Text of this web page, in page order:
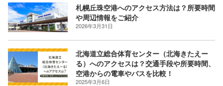
札幌丘珠空港へのアクセス方法は？所要時間
や周辺情報をご紹介
2026年3月31日
北海道立総合体育センター（北海きたえー
る）へのアクセスは？交通手段や所要時間、
空港からの電車やバスを比較！
2025年3月6日